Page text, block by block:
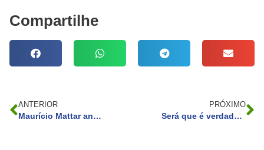
Compartilhe
ANTERIOR
Maurício Mattar anuncia sua quarta neta aos 60 anos
PRÓXIMO
Será que é verdade que ser bonzinho é ruim pra nossa vida?